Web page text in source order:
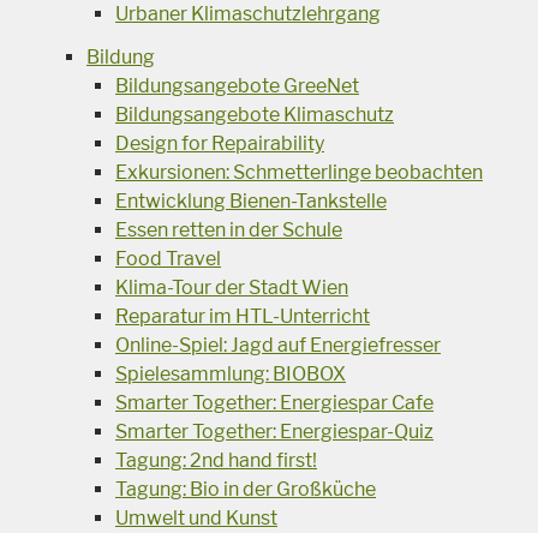
Urbaner Klimaschutzlehrgang
Bildung
Bildungsangebote GreeNet
Bildungsangebote Klimaschutz
Design for Repairability
Exkursionen: Schmetterlinge beobachten
Entwicklung Bienen-Tankstelle
Essen retten in der Schule
Food Travel
Klima-Tour der Stadt Wien
Reparatur im HTL-Unterricht
Online-Spiel: Jagd auf Energiefresser
Spielesammlung: BIOBOX
Smarter Together: Energiespar Cafe
Smarter Together: Energiespar-Quiz
Tagung: 2nd hand first!
Tagung: Bio in der Großküche
Umwelt und Kunst